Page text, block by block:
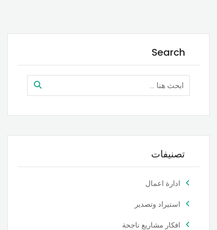
Search
تصنيفات
ادارة اعمال
استيراد وتصدير
افكار مشاريع ناجحة